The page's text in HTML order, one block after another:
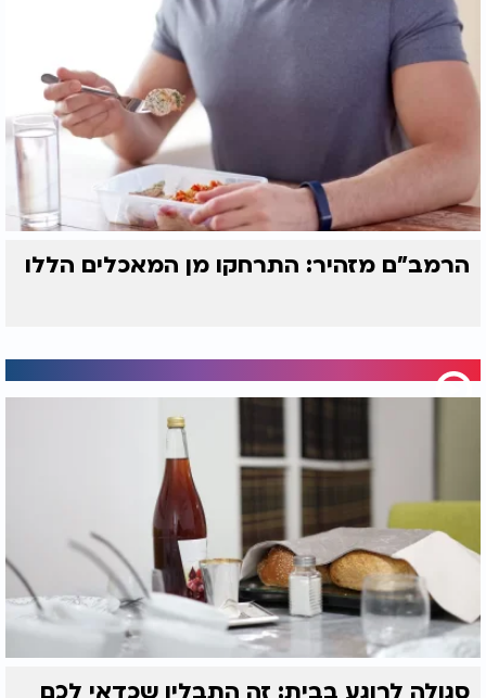
הרמב"ם מזהיר: התרחקו מן המאכלים הללו